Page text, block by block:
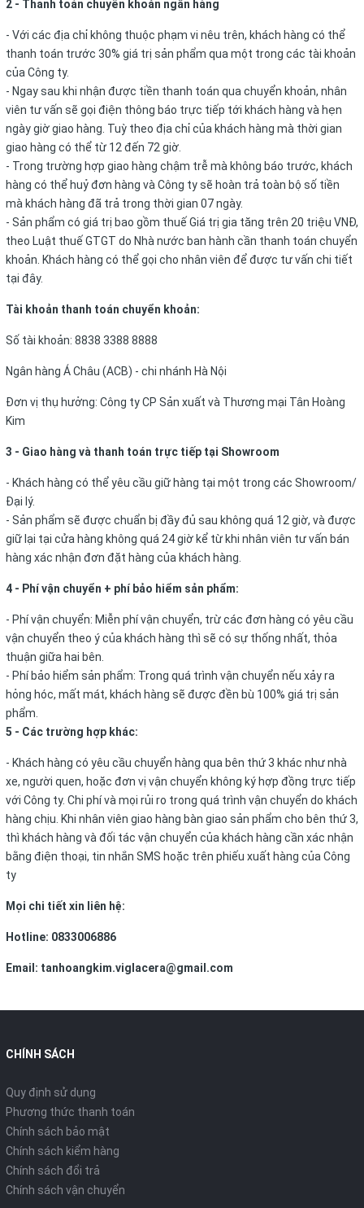
2 - Thanh toán chuyển khoản ngân hàng
- Với các địa chỉ không thuộc phạm vi nêu trên, khách hàng có thể
thanh toán trước 30% giá trị sản phẩm qua một trong các tài khoản
của Công ty.
- Ngay sau khi nhận được tiền thanh toán qua chuyển khoản, nhân
viên tư vấn sẽ gọi điện thông báo trực tiếp tới khách hàng và hẹn
ngày giờ giao hàng. Tuỳ theo địa chỉ của khách hàng mà thời gian
giao hàng có thể từ 12 đến 72 giờ.
- Trong trường hợp giao hàng chậm trễ mà không báo trước, khách
hàng có thể huỷ đơn hàng và Công ty sẽ hoàn trả toàn bộ số tiền
mà khách hàng đã trả trong thời gian 07 ngày.
- Sản phẩm có giá trị bao gồm thuế Giá trị gia tăng trên 20 triệu VNĐ,
theo Luật thuế GTGT do Nhà nước ban hành cần thanh toán chuyển
khoản. Khách hàng có thể gọi cho nhân viên để được tư vấn chi tiết
tại đây.
Tài khoản thanh toán chuyển khoản:
Số tài khoản: 8838 3388 8888
Ngân hàng Á Châu (ACB) - chi nhánh Hà Nội
Đơn vị thụ hưởng: Công ty CP Sản xuất và Thương mại Tân Hoàng
Kim
3 - Giao hàng và thanh toán trực tiếp tại Showroom
- Khách hàng có thể yêu cầu giữ hàng tại một trong các Showroom/
Đại lý.
- Sản phẩm sẽ được chuẩn bị đầy đủ sau không quá 12 giờ, và được
giữ lại tại cửa hàng không quá 24 giờ kể từ khi nhân viên tư vấn bán
hàng xác nhận đơn đặt hàng của khách hàng.
4 - Phí vận chuyển + phí bảo hiểm sản phẩm:
- Phí vận chuyển: Miễn phí vận chuyển, trừ các đơn hàng có yêu cầu
vận chuyển theo ý của khách hàng thì sẽ có sự thống nhất, thỏa
thuận giữa hai bên.
- Phí bảo hiểm sản phẩm: Trong quá trình vận chuyển nếu xảy ra
hỏng hóc, mất mát, khách hàng sẽ được đền bù 100% giá trị sản
phẩm.
5 - Các trường hợp khác:
- Khách hàng có yêu cầu chuyển hàng qua bên thứ 3 khác như nhà
xe, người quen, hoặc đơn vị vận chuyển không ký hợp đồng trực tiếp
với Công ty. Chi phí và mọi rủi ro trong quá trình vận chuyển do khách
hàng chịu. Khi nhân viên giao hàng bàn giao sản phẩm cho bên thứ 3,
thì khách hàng và đối tác vận chuyển của khách hàng cần xác nhận
bằng điện thoại, tin nhắn SMS hoặc trên phiếu xuất hàng của Công
ty
Mọi chi tiết xin liên hệ:
Hotline: 0833006886
Email: tanhoangkim.viglacera@gmail.com
CHÍNH SÁCH
Quy định sử dụng
Phương thức thanh toán
Chính sách bảo mật
Chính sách kiểm hàng
Chính sách đổi trả
Chính sách vận chuyển